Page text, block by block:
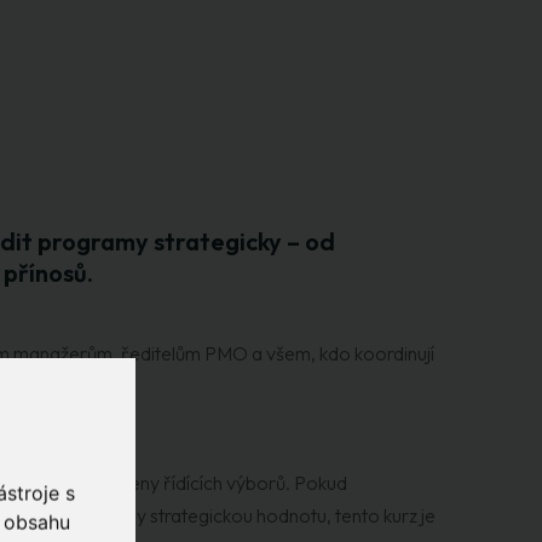
s
programy strategicky – od
ředitelům PMO a všem, kdo koordinují
až po členy řídících výborů. Pokud
přinášely strategickou hodnotu, tento kurz je